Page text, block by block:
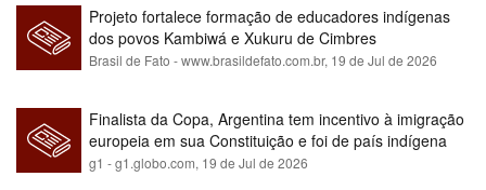
Projeto fortalece formação de educadores indígenas
dos povos Kambiwá e Xukuru de Cimbres
Brasil de Fato - www.brasildefato.com.br, 19 de Jul de 2026
Finalista da Copa, Argentina tem incentivo à imigração
europeia em sua Constituição e foi de país indígena
para maioria branca
g1 - g1.globo.com, 19 de Jul de 2026